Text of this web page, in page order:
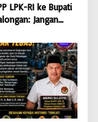
LPK-RI ke Bupati
Jangan
Siap Tempuh
Tingkat